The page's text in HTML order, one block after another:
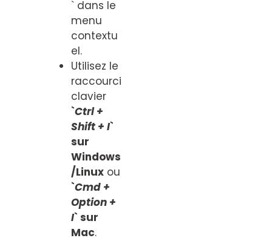
` dans le
menu
contextu
el.
Utilisez le
raccourci
clavier
`Ctrl +
Shift + I`
sur
Windows
/Linuxou
`Cmd +
Option +
I` sur
Mac.